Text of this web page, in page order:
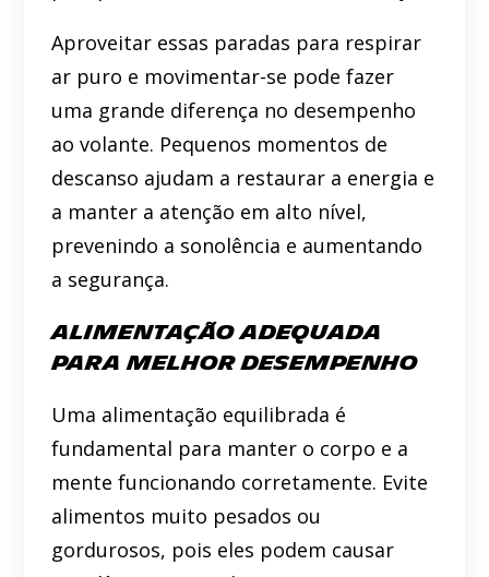
Aproveitar essas paradas para respirar
ar puro e movimentar-se pode fazer
uma grande diferença no desempenho
ao volante. Pequenos momentos de
descanso ajudam a restaurar a energia e
a manter a atenção em alto nível,
prevenindo a sonolência e aumentando
a segurança.
Alimentação Adequada
para Melhor Desempenho
Uma alimentação equilibrada é
fundamental para manter o corpo e a
mente funcionando corretamente. Evite
alimentos muito pesados ou
gordurosos, pois eles podem causar